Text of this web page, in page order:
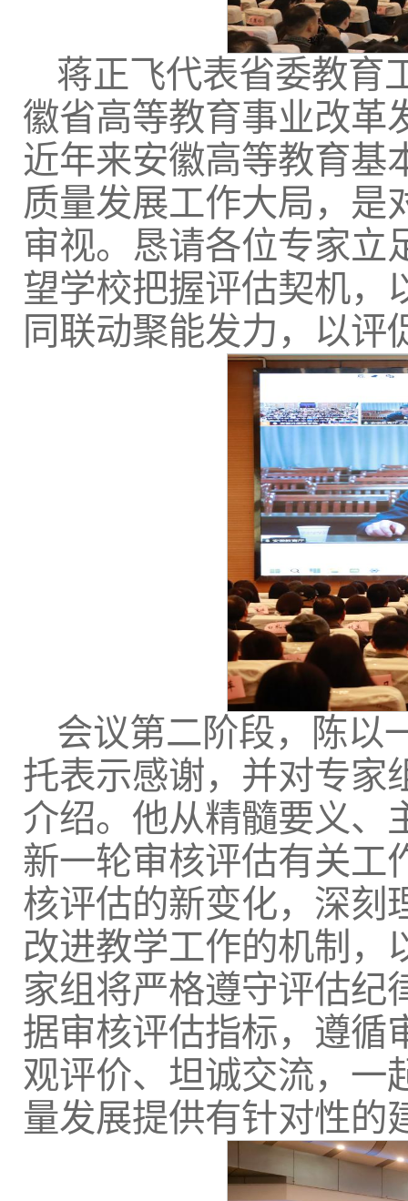
蒋正飞代表省委教育
徽省高等教育事业改革
近年来安徽高等教育基
质量发展工作大局，是
审视。恳请各位专家立
望学校把握评估契机，
同联动聚能发力，以评
会议第二阶段，陈以
托表示感谢，并对专家
介绍。他从精髓要义、
新一轮审核评估有关工
核评估的新变化，深刻
改进教学工作的机制，
家组将严格遵守评估纪
据审核评估指标，遵循
观评价、坦诚交流，一
量发展提供有针对性的